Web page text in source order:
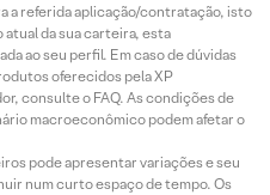
a referida aplicação/contratação, isto
da sua carteira, esta
ao seu perfil. Em caso de dúvidas
oferecidos pela XP
consulte o FAQ. As condições de
macroeconômico podem afetar o
pode apresentar variações e seu
num curto espaço de tempo. Os